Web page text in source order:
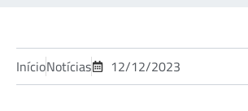
InícioNotícias 12/12/2023